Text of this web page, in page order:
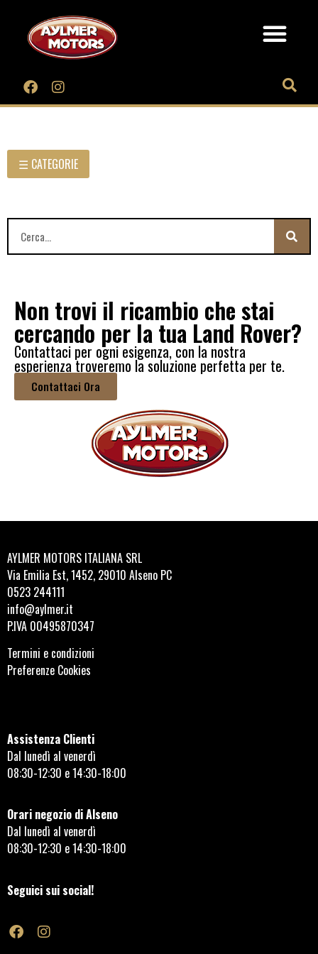
☰ CATEGORIE
Non trovi il ricambio che stai
cercando per la tua Land Rover?
Contattaci per ogni esigenza, con la nostra
esperienza troveremo la soluzione perfetta per te.
Contattaci Ora
AYLMER MOTORS ITALIANA SRL
Via Emilia Est, 1452, 29010 Alseno PC
0523 244111
info@aylmer.it
P.IVA 00495870347
Termini e condizioni
Preferenze Cookies
Assistenza Clienti
Dal lunedì al venerdì
08:30-12:30 e 14:30-18:00
Orari negozio di Alseno
Dal lunedì al venerdì
08:30-12:30 e 14:30-18:00
Seguici sui social!